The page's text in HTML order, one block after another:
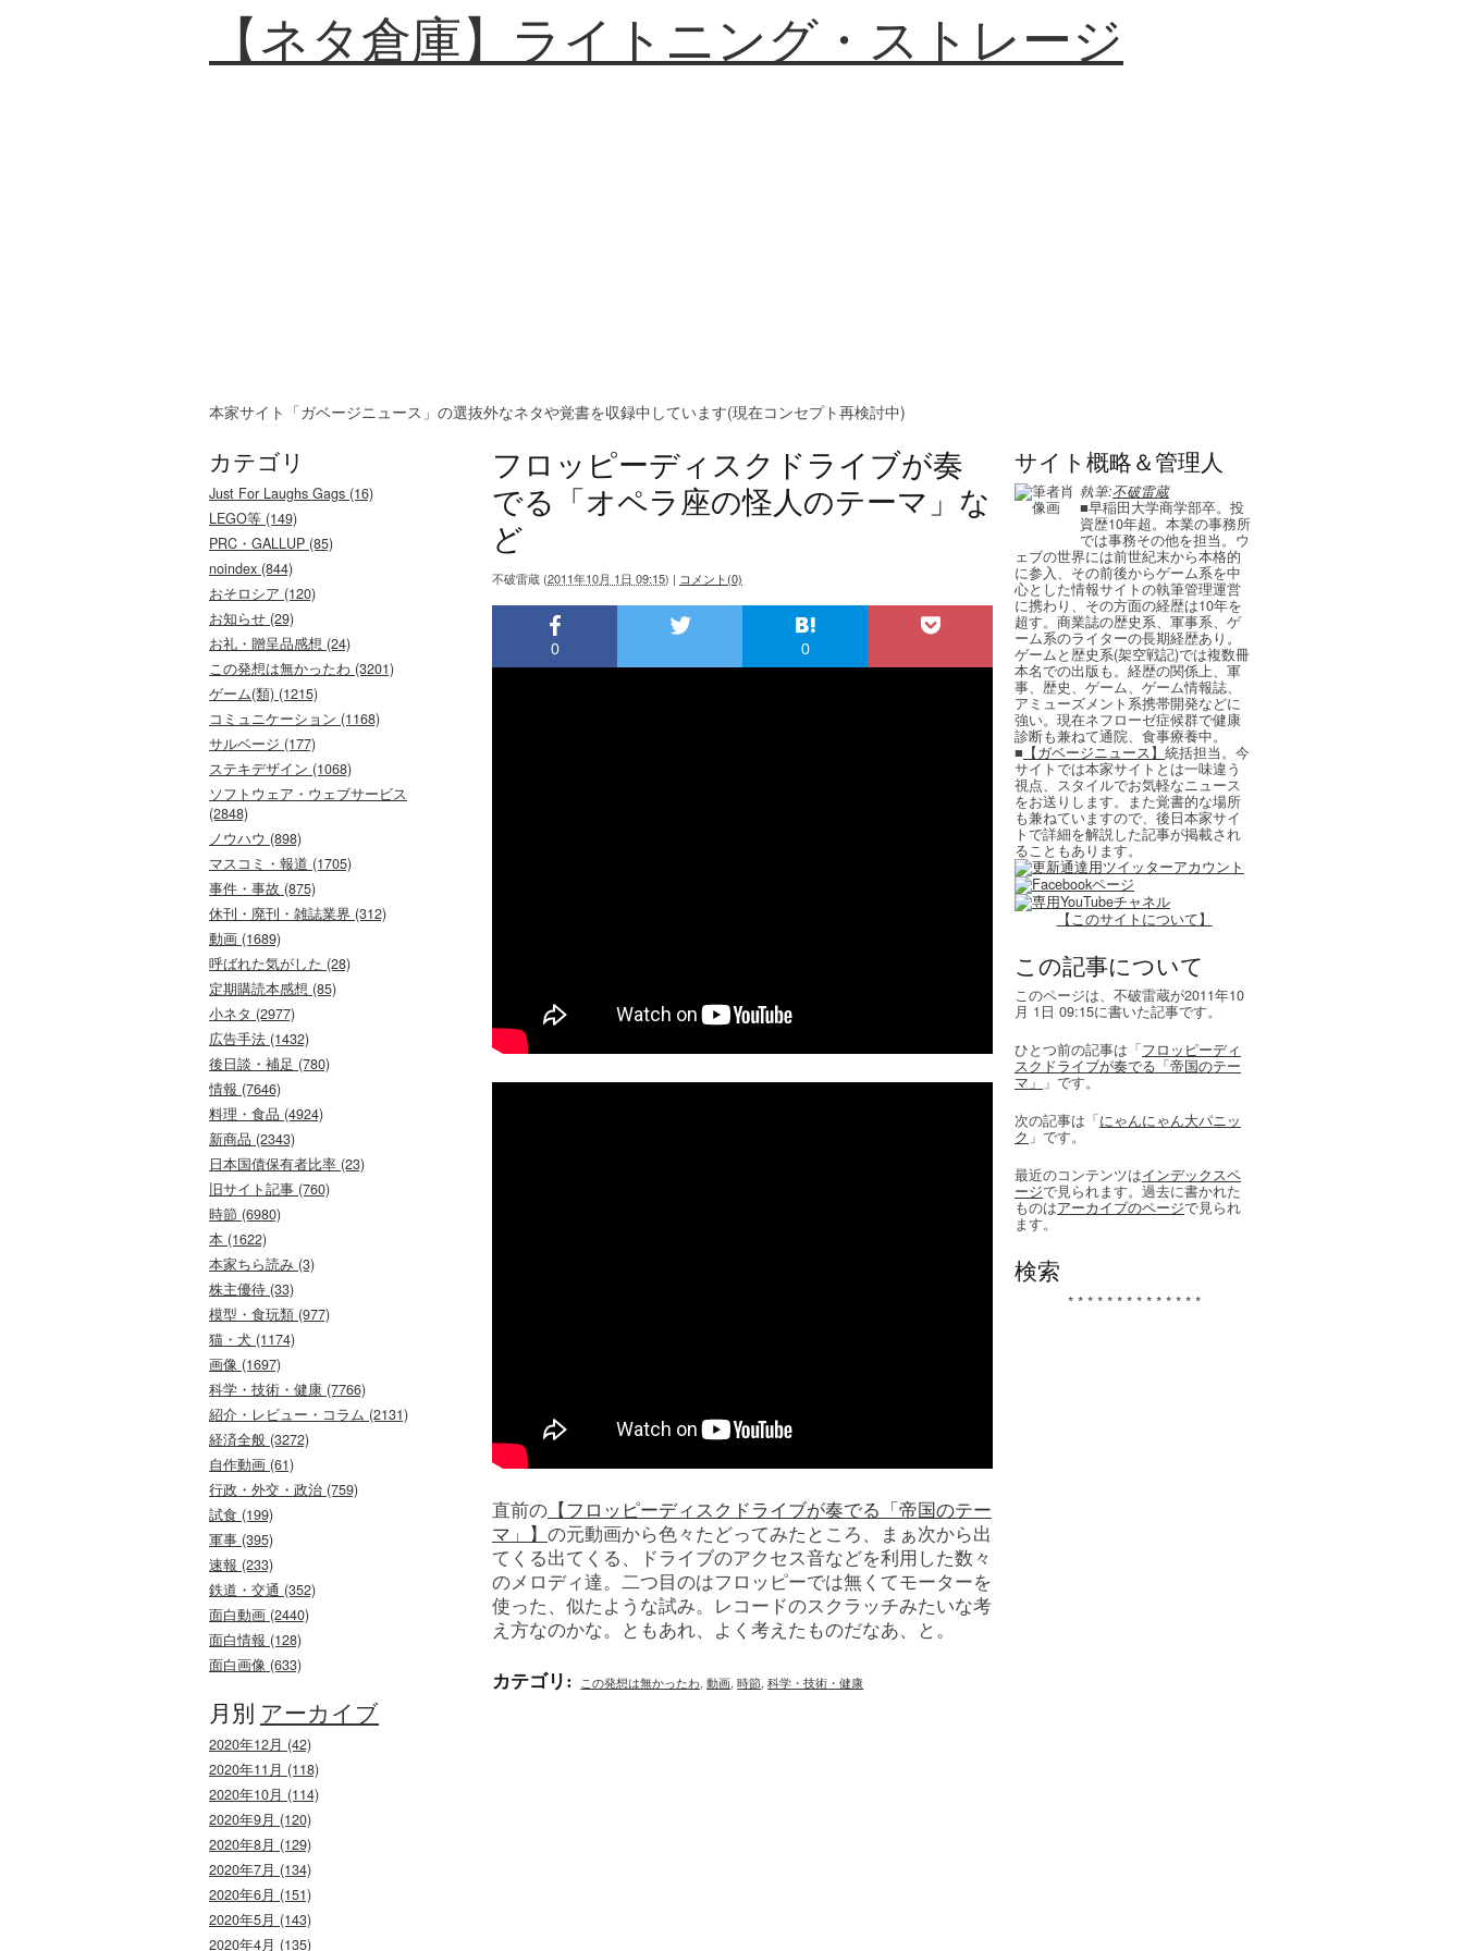
【ネタ倉庫】ライトニング・ストレージ
本家サイト「ガベージニュース」の選抜外なネタや覚書を収録中しています(現在コンセプト再検討中)
フロッピーディスクドライブが奏
でる「オペラ座の怪人のテーマ」な
ど
不破雷蔵 (2011年10月 1日 09:15) | コメント(0)
0 0
直前の 【フロッピーディスクドライブが奏でる「帝国のテー
マ」】 の元動画から色々たどってみたところ、まぁ次から出
てくる出てくる、ドライブのアクセス音などを利用した数々
のメロディ達。二つ目のはフロッピーでは無くてモーターを
使った、似たような試み。レコードのスクラッチみたいな考
え方なのかな。ともあれ、よく考えたものだなあ、と。
カテゴリ: この発想は無かったわ, 動画, 時節, 科学・技術・健康
カテゴリ
Just For Laughs Gags (16)
LEGO等 (149)
PRC・GALLUP (85)
noindex (844)
おそロシア (120)
お知らせ (29)
お礼・贈呈品感想 (24)
この発想は無かったわ (3201)
ゲーム(類) (1215)
コミュニケーション (1168)
サルベージ (177)
ステキデザイン (1068)
ソフトウェア・ウェブサービス
(2848)
ノウハウ (898)
マスコミ・報道 (1705)
事件・事故 (875)
休刊・廃刊・雑誌業界 (312)
動画 (1689)
呼ばれた気がした (28)
定期購読本感想 (85)
小ネタ (2977)
広告手法 (1432)
後日談・補足 (780)
情報 (7646)
料理・食品 (4924)
新商品 (2343)
日本国債保有者比率 (23)
旧サイト記事 (760)
時節 (6980)
本 (1622)
本家ちら読み (3)
株主優待 (33)
模型・食玩類 (977)
猫・犬 (1174)
画像 (1697)
科学・技術・健康 (7766)
紹介・レビュー・コラム (2131)
経済全般 (3272)
自作動画 (61)
行政・外交・政治 (759)
試食 (199)
軍事 (395)
速報 (233)
鉄道・交通 (352)
面白動画 (2440)
面白情報 (128)
面白画像 (633)
月別 アーカイブ
2020年12月 (42)
2020年11月 (118)
2020年10月 (114)
2020年9月 (120)
2020年8月 (129)
2020年7月 (134)
2020年6月 (151)
2020年5月 (143)
2020年4月 (135)
サイト概略＆管理人
執筆:不破雷蔵
■早稲田大学商学部卒。投
資歴10年超。本業の事務所
では事務その他を担当。ウ
ェブの世界には前世紀末から本格的
に参入、その前後からゲーム系を中
心とした情報サイトの執筆管理運営
に携わり、その方面の経歴は10年を
超す。商業誌の歴史系、軍事系、ゲ
ーム系のライターの長期経歴あり。
ゲームと歴史系(架空戦記)では複数冊
本名での出版も。経歴の関係上、軍
事、歴史、ゲーム、ゲーム情報誌、
アミューズメント系携帯開発などに
強い。現在ネフローゼ症候群で健康
診断も兼ねて通院、食事療養中。
■ 【ガベージニュース】 統括担当。今
サイトでは本家サイトとは一味違う
視点、スタイルでお気軽なニュース
をお送りします。また覚書的な場所
も兼ねていますので、後日本家サイ
トで詳細を解説した記事が掲載され
ることもあります。
【このサイトについて】
この記事について
このページは、不破雷蔵が2011年10
月 1日 09:15に書いた記事です。
ひとつ前の記事は「フロッピーディ
スクドライブが奏でる「帝国のテー
マ」
」です。
次の記事は「にゃんにゃん大パニッ
ク 」です。
最近のコンテンツはインデックスペ
ージで見られます。過去に書かれた
ものはアーカイブのページで見られ
ます。
検索
* * * * * * * * * * * * * *